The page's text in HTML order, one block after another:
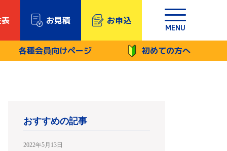
お見積 お申込
MENU
各種会員向けページ 初めての方へ
おすすめの記事
2022年5月13日